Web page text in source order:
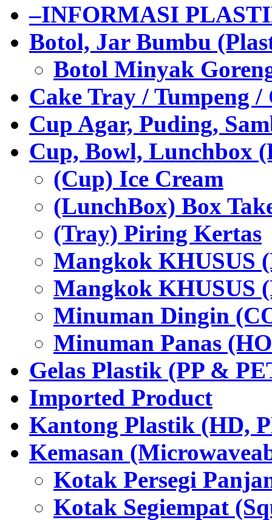
–INFORMASI
Botol, Jar Bumbu
Botol Minyak
Cake Tray / Tumpeng /
Cup Agar, Puding,
Cup, Bowl, Lunchbox
(Cup) Ice Cream
(LunchBox) Box
(Tray) Piring Kertas
Mangkok KHUSUS
Mangkok KHUSUS
Minuman Dingin
Minuman Panas
Gelas Plastik (PP &
Imported Product
Kantong Plastik (HD,
Kemasan
Kotak Persegi
Kotak Segiempat